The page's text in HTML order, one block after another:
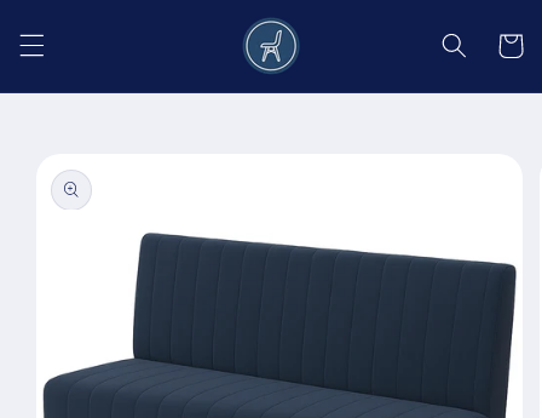
conținut
Coș
informațiile
despre
produs